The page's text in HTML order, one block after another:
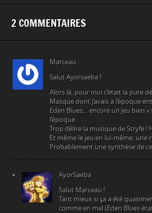
2 COMMENTAIRES
Marceau
Salut Ayorsaeba !
Alors là, pour moi c’était la pure
Masque dont j’avais à l’époque
Eden Blues… encore un jeu bien «
l’époque.
Trop délire la musique de Stryfe !
Et même le jeu en lui-même,
Probablement une synthèse de
AyorSaeba
Salut Marceau !
Tant mieux si ça a été
comme en mal (Eden Blues